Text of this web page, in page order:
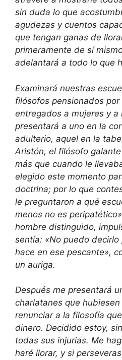
sin duda lo que
agudezas y cuentos
que tengan ganas de
primeramente de sí
adelantará a todo lo que
Examinará nuestras
filósofos pensionados por
entregados a mujeres y a
presentará a uno en la
adulterio, aquel en la
Aristón, el filósofo
más que cuando le
elegido este momento
doctrina; por lo que
le preguntaron a qué
menos no es
hombre distinguido,
sentía: «No puedo decirlo
hace en ese pescante»,
un auriga.
Después me presentará
charlatanes que
renunciar a la filosofía
dinero. Decidido estoy,
todas sus injurias. Me
haré llorar, y si